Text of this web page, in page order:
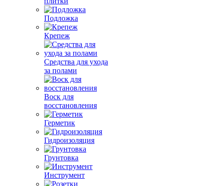
Подложка
Крепеж
Средства для ухода
за полами
Воск для
восстановления
Герметик
Гидроизоляция
Грунтовка
Инструмент